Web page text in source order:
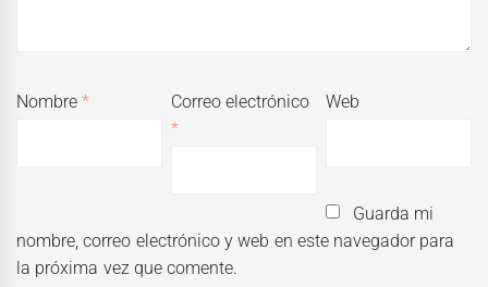
Nombre*
Correo electrónico
*
Web
Guarda mi
nombre, correo electrónico y web en este navegador para
la próxima vez que comente.